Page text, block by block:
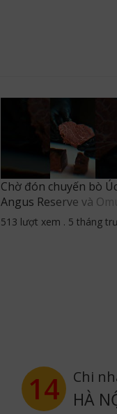
Chờ đón chuyến bò
Angus Reserve và
chuẩn bị cập bến
với rất nhiều ưu đãi
513 lượt xem . 5 tháng
14 Chi
HÀ